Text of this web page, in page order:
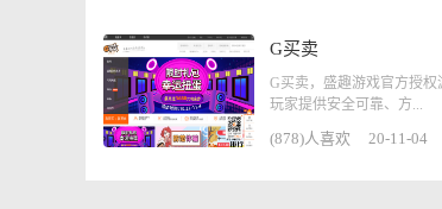
G买卖
G买卖，盛趣游戏官方授
玩家提供安全可靠、方...
(878)人喜欢 20-11-04